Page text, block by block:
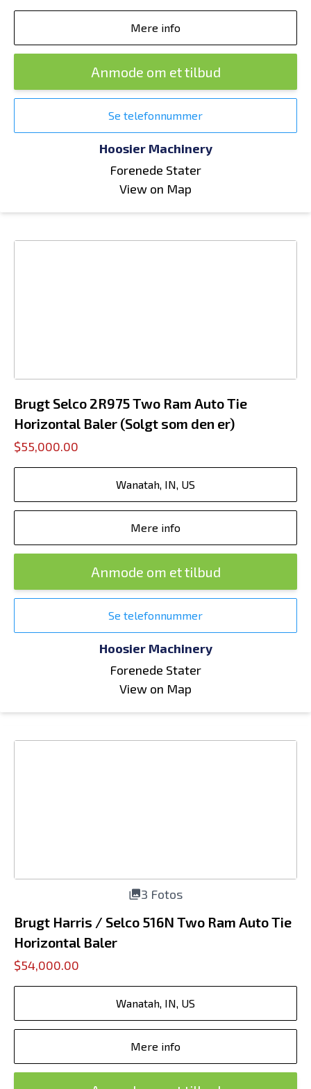
Mere info
Anmode om et tilbud
Se telefonnummer
Hoosier Machinery
Forenede Stater
View on Map
Brugt Selco 2R975 Two Ram Auto Tie
Horizontal Baler (Solgt som den er)
$55,000.00
Wanatah, IN, US
Mere info
Anmode om et tilbud
Se telefonnummer
Hoosier Machinery
Forenede Stater
View on Map
3 Fotos
Brugt Harris / Selco 516N Two Ram Auto Tie
Horizontal Baler
$54,000.00
Wanatah, IN, US
Mere info